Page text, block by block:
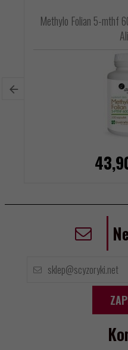
Methylo Folian 5-mthf
43,